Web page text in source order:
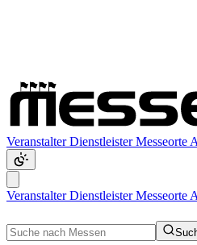
VeranstalterDienstleisterMesseorte
VeranstalterDienstleisterMesseorte